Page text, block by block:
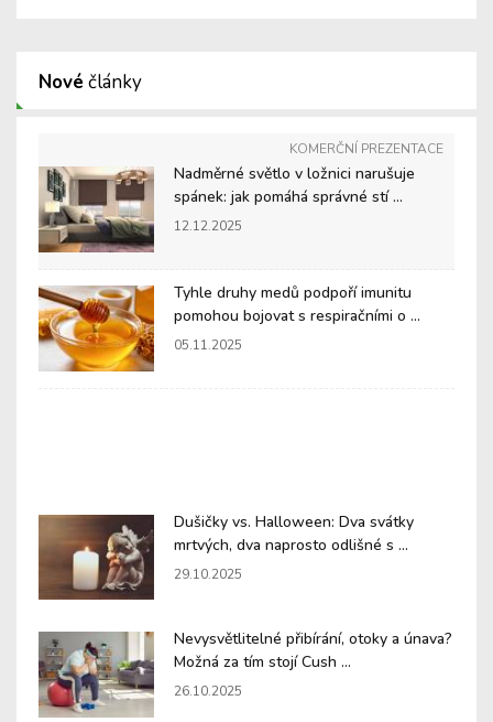
Nové články
KOMERČNÍ PREZENTACE
Nadměrné světlo v ložnici narušuje
spánek: jak pomáhá správné stí ...
12.12.2025
Tyhle druhy medů podpoří imunitu
pomohou bojovat s respiračními o ...
05.11.2025
Dušičky vs. Halloween: Dva svátky
mrtvých, dva naprosto odlišné s ...
29.10.2025
Nevysvětlitelné přibírání, otoky a únava?
Možná za tím stojí Cush ...
26.10.2025